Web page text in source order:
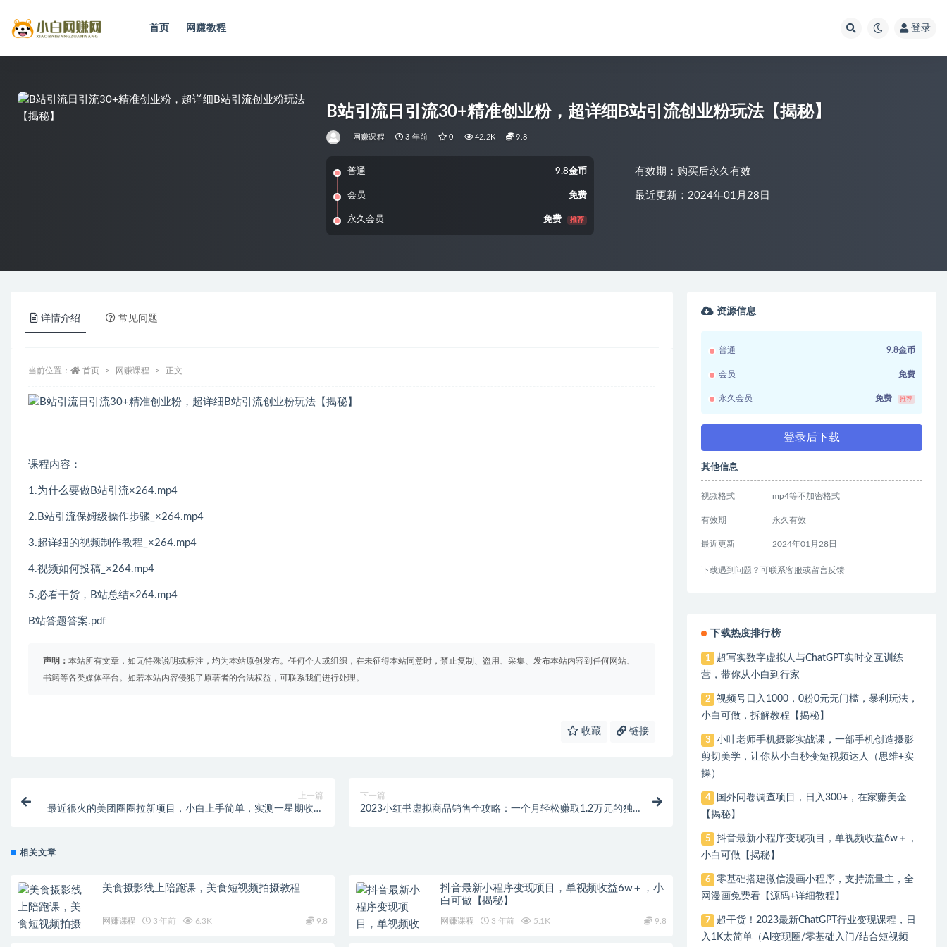
首页 网赚教程 登录
B站引流日引流30+精准创业粉，超详细B站引流创业粉玩法【揭秘】
网赚课程 3 年前 0 42.2K 9.8
普通 9.8金币
会员 免费
永久会员 免费 推荐
有效期：购买后永久有效
最近更新：2024年01月28日
详情介绍 常见问题
当前位置： 首页 网赚课程 正文
课程内容：
1.为什么要做B站引流×264.mp4
2.B站引流保姆级操作步骤_×264.mp4
3.超详细的视频制作教程_×264.mp4
4.视频如何投稿_×264.mp4
5.必看干货，B站总结×264.mp4
B站答题答案.pdf
声明： 本站所有文章，如无特殊说明或标注，均为本站原创发布。任何个人或组织，在未征得本站同意时，禁止复制、盗用、采集、发布本站内容到任何网站、
书籍等各类媒体平台。如若本站内容侵犯了原著者的合法权益，可联系我们进行处理。
收藏 链接
上一篇
最近很火的美团圈圈拉新项目，小白上手简单，实测一星期收益
下一篇
2023小红书虚拟商品销售全攻略：一个月轻松赚取1.2万元的独
相关文章
美食摄影线上陪跑课，美食短视频拍摄教程
网赚课程 3 年前 6.3K 9.8
抖音最新小程序变现项目，单视频收益6w＋，小
白可做【揭秘】
网赚课程 3 年前 5.1K 9.8
资源信息
普通 9.8金币
会员 免费
永久会员 免费 推荐
登录后下载
其他信息
视频格式 mp4等不加密格式
有效期 永久有效
最近更新 2024年01月28日
下载遇到问题？可联系客服或留言反馈
下载热度排行榜
1
超写实数字虚拟人与ChatGPT实时交互训练
营，带你从小白到行家
2
视频号日入1000，0粉0元无门槛，暴利玩法，
小白可做，拆解教程【揭秘】
3
小叶老师手机摄影实战课，一部手机创造摄影
剪切美学，让你从小白秒变短视频达人（思维+实
操）
4
国外问卷调查项目，日入300+，在家赚美金
【揭秘】
5
抖音最新小程序变现项目，单视频收益6w＋，
小白可做【揭秘】
6
零基础搭建微信漫画小程序，支持流量主，全
网漫画兔费看【源码+详细教程】
7
超干货！2023最新ChatGPT行业变现课程，日
入1K太简单（Al变现圈/零基础入门/结合短视频